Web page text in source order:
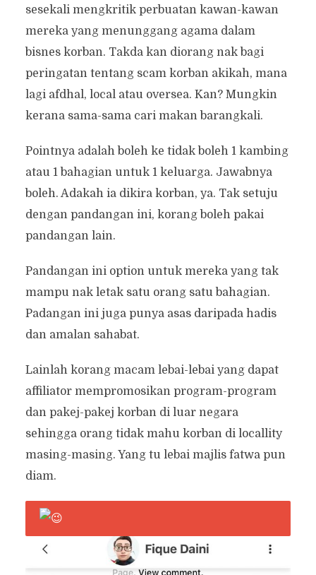
sesekali mengkritik perbuatan kawan-kawan
mereka yang menunggang agama dalam
bisnes korban. Takda kan diorang nak bagi
peringatan tentang scam korban akikah, mana
lagi afdhal, local atau oversea. Kan? Mungkin
kerana sama-sama cari makan barangkali.
Pointnya adalah boleh ke tidak boleh 1 kambing
atau 1 bahagian untuk 1 keluarga. Jawabnya
boleh. Adakah ia dikira korban, ya. Tak setuju
dengan pandangan ini, korang boleh pakai
pandangan lain.
Pandangan ini option untuk mereka yang tak
mampu nak letak satu orang satu bahagian.
Padangan ini juga punya asas daripada hadis
dan amalan sahabat.
Lainlah korang macam lebai-lebai yang dapat
affiliator mempromosikan program-program
dan pakej-pakej korban di luar negara
sehingga orang tidak mahu korban di locallity
masing-masing. Yang tu lebai majlis fatwa pun
diam.